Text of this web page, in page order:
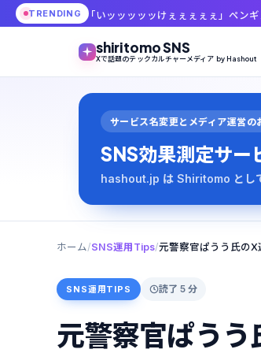
TRENDING
ッッッッッけぇぇぇぇぇ」ペンギン動画はなぜ761万
shiritomo SNS
Xで話題のテックカルチャーメディア by Hashout
サービス名変更とメディア運営の
SNS効果測定サ
hashout.jp は Shiritomo として
ホーム/SNS運用Tips/
SNS運用TIPS 読了 5 分
元警察官ぱう